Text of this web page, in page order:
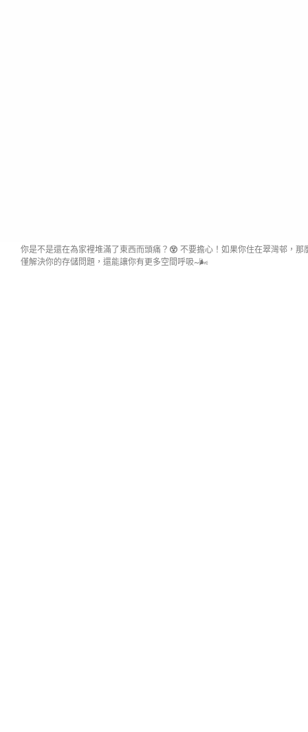
你是不是還在為家裡堆滿了東西而頭痛？ 😵 不要擔心！如果你住在翠灣邨，
僅解決你的存儲問題，還能讓你有更多空間呼吸~🌬️